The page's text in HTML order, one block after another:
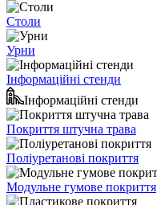
Столи
Урни
Інформаційні стенди
Інформаційні стенди
Покриття штучна трава
Поліуретанові покриття
Модульне гумове покриття